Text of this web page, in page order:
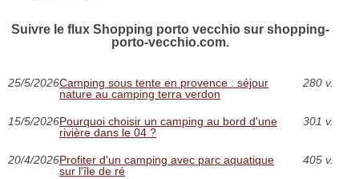
Suivre le flux Shopping porto vecchio sur shopping-
porto-vecchio.com.
25/5/2026Camping sous tente en provence : séjour
nature au camping terra verdon
280 v.
15/5/2026Pourquoi choisir un camping au bord d'une
rivière dans le 04 ?
301 v.
20/4/2026Profiter d'un camping avec parc aquatique
sur l'île de ré
405 v.